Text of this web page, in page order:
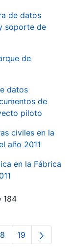
de datos
soporte de
de
datos
de
piloto
civiles en la
año 2011
en la Fábrica
184
TAB para
PáginaPágina
19